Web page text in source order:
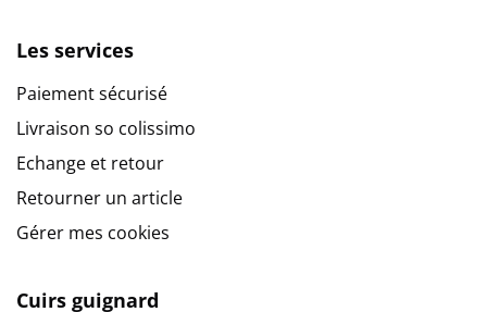
Les services
Paiement sécurisé
Livraison so colissimo
Echange et retour
Retourner un article
Gérer mes cookies
Cuirs guignard